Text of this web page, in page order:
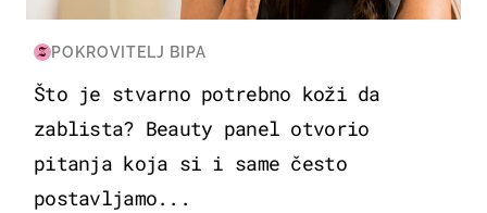
POKROVITELJ BIPA
Što je stvarno potrebno koži da
zablista? Beauty panel otvorio
pitanja koja si i same često
postavljamo...